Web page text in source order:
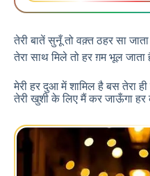
तेरी बातें सुनूँ तो वक़्त ठहर सा
तेरा साथ मिले तो हर ग़म भूल
मेरी हर दुआ में शामिल है बस तेरा ही
तेरी खुशी के लिए मैं कर जाऊँगा हर